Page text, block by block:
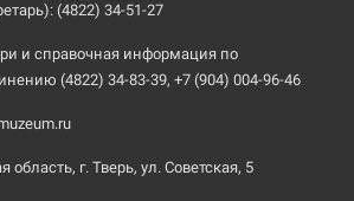
(4822) 34-51-27
и справочная информация по
(4822) 34-83-39, +7 (904) 004-96-46
область, г. Тверь, ул. Советская, 5